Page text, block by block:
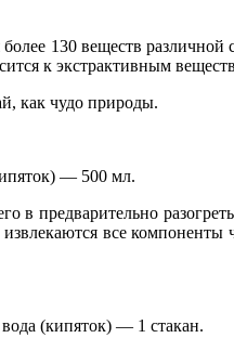
130 веществ
к экстрактивным
как чудо природы.
— 500 мл.
в предварительно
все компоненты
(кипяток) — 1 стакан.